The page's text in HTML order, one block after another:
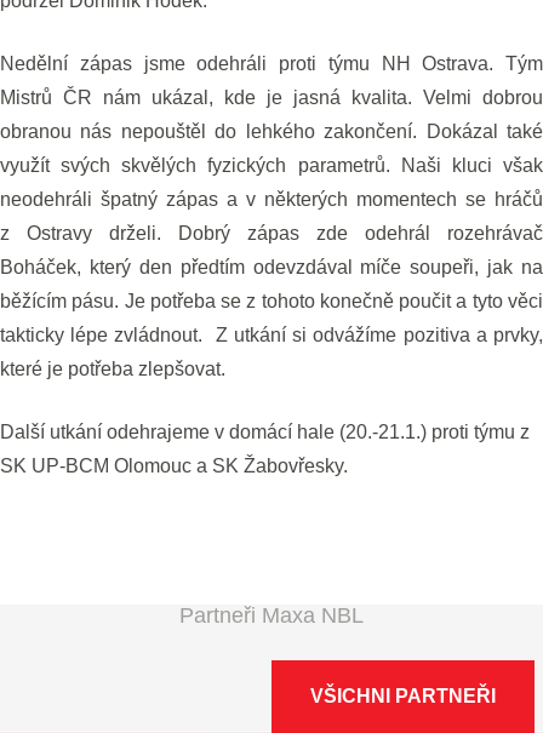
Nedělní zápas jsme odehráli proti týmu NH Ostrava. Tým
Mistrů ČR nám ukázal, kde je jasná kvalita. Velmi dobrou
obranou nás nepouštěl do lehkého zakončení. Dokázal také
využít svých skvělých fyzických parametrů. Naši kluci však
neodehráli špatný zápas a v některých momentech se hráčů
z Ostravy drželi. Dobrý zápas zde odehrál rozehrávač
Boháček, který den předtím odevzdával míče soupeři, jak na
běžícím pásu. Je potřeba se z tohoto konečně poučit a tyto věci
takticky lépe zvládnout. Z utkání si odvážíme pozitiva a prvky,
které je potřeba zlepšovat.
Další utkání odehrajeme v domácí hale (20.-21.1.) proti týmu z
SK UP-BCM Olomouc a SK Žabovřesky.
Partneři Maxa NBL
VŠICHNI PARTNEŘI